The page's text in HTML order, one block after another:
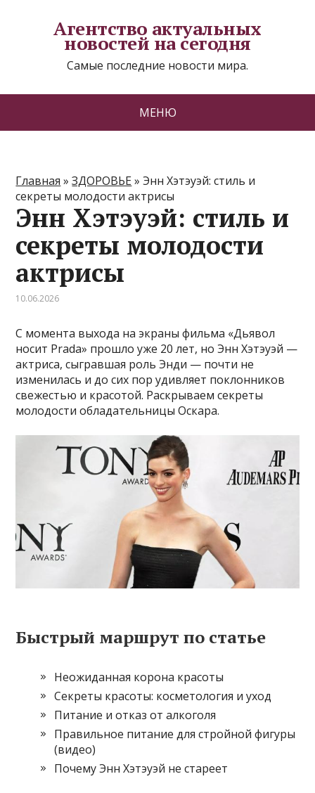
Агентство актуальных
новостей на сегодня
Самые последние новости мира.
МЕНЮ
Главная »ЗДОРОВЬЕ»Энн Хэтэуэй: стиль и
секреты молодости актрисы
Энн Хэтэуэй: стиль и
секреты молодости
актрисы
10.06.2026
С момента выхода на экраны фильма «Дьявол
носит Prada» прошло уже 20 лет, но Энн Хэтэуэй —
актриса, сыгравшая роль Энди — почти не
изменилась и до сих пор удивляет поклонников
свежестью и красотой. Раскрываем секреты
молодости обладательницы Оскара.
Быстрый маршрут по статье
Неожиданная корона красоты
Секреты красоты: косметология и уход
Питание и отказ от алкоголя
Правильное питание для стройной фигуры
(видео)
Почему Энн Хэтэуэй не стареет